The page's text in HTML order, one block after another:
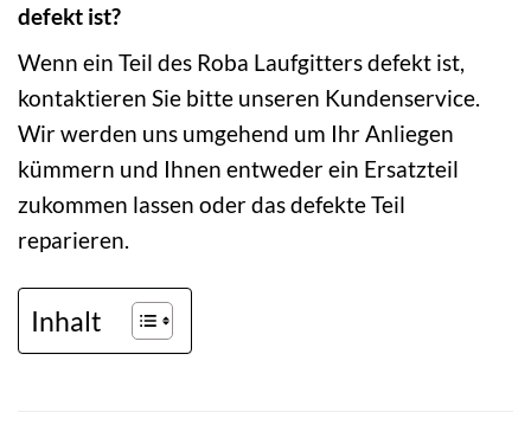
defekt ist?
Wenn ein Teil des Roba Laufgitters defekt ist,
kontaktieren Sie bitte unseren Kundenservice.
Wir werden uns umgehend um Ihr Anliegen
kümmern und Ihnen entweder ein Ersatzteil
zukommen lassen oder das defekte Teil
reparieren.
Inhalt